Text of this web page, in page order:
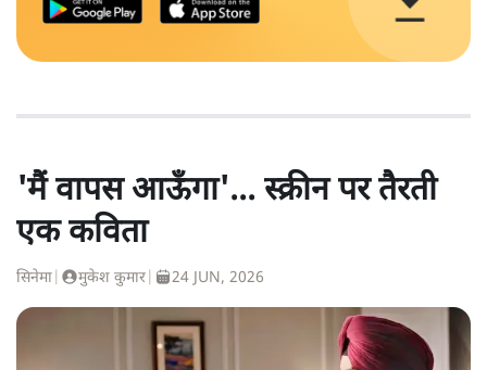
'मैं वापस आऊँगा'... स्क्रीन पर तैरती
एक कविता
सिनेमा मुकेश कुमार 24 JUN, 2026